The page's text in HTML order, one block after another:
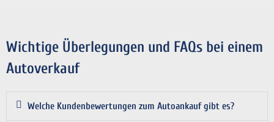
Wichtige Überlegungen und FAQs bei einem
Autoverkauf
Welche Kundenbewertungen zum Autoankauf gibt es?